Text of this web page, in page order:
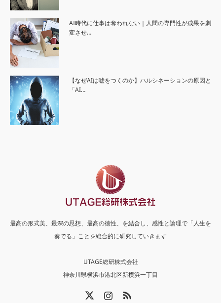
AI時代に仕事は奪われない｜人間の専門性が成果を劇
変させ…
【なぜAIは嘘をつくのか】ハルシネーションの原因と
「AI…
最高の形式美、最深の思想、最高の徳性、を結合し、感性と論理で「人生を
奏でる」ことを総合的に研究していきます
UTAGE総研株式会社
神奈川県横浜市港北区新横浜一丁目